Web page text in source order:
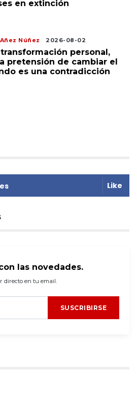
en extinción
Núñez 2026-08-02
personal,
pretensión de cambiar el
es una contradicción
Like
las novedades.
directo en tu email.
SUSCRIBIRSE